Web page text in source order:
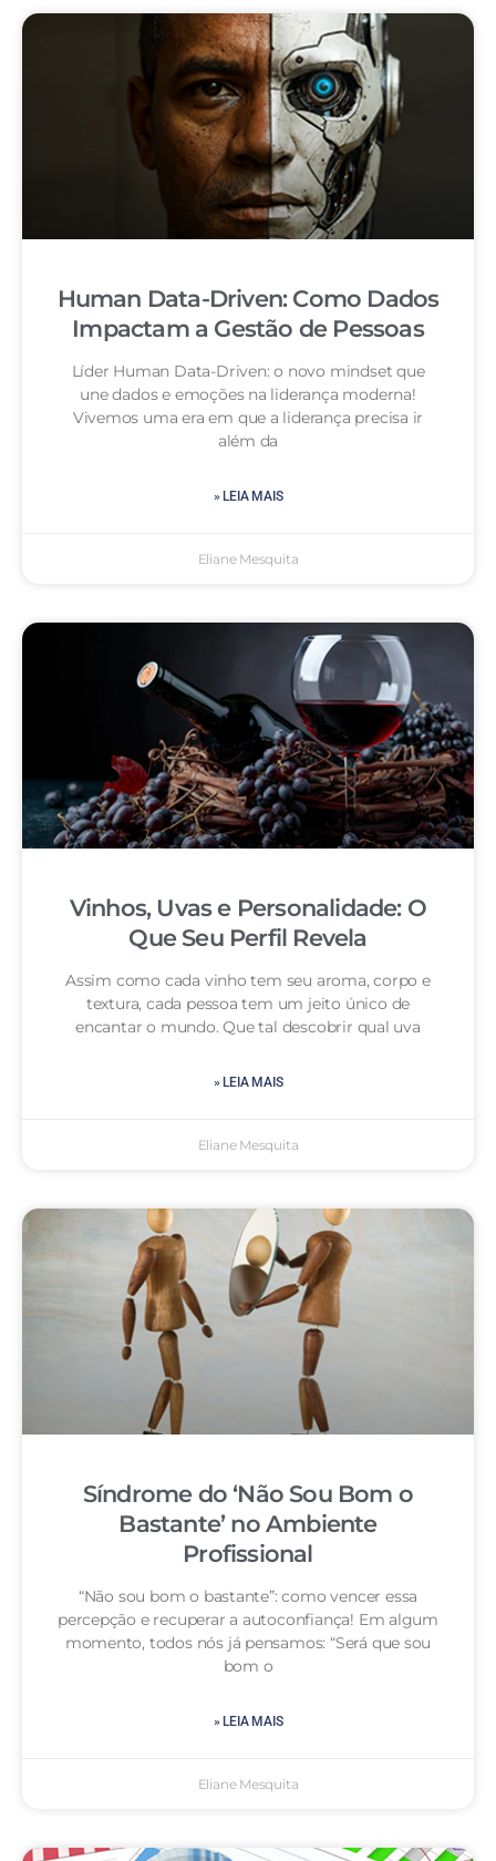
Human Data-Driven: Como Dados
Impactam a Gestão de Pessoas
Líder Human Data-Driven: o novo mindset que
une dados e emoções na liderança moderna!
Vivemos uma era em que a liderança precisa ir
além da
» LEIA MAIS
Eliane Mesquita
Vinhos, Uvas e Personalidade: O
Que Seu Perfil Revela
Assim como cada vinho tem seu aroma, corpo e
textura, cada pessoa tem um jeito único de
encantar o mundo. Que tal descobrir qual uva
» LEIA MAIS
Eliane Mesquita
Síndrome do ‘Não Sou Bom o
Bastante’ no Ambiente
Profissional
“Não sou bom o bastante”: como vencer essa
percepção e recuperar a autoconfiança! Em algum
momento, todos nós já pensamos: “Será que sou
bom o
» LEIA MAIS
Eliane Mesquita